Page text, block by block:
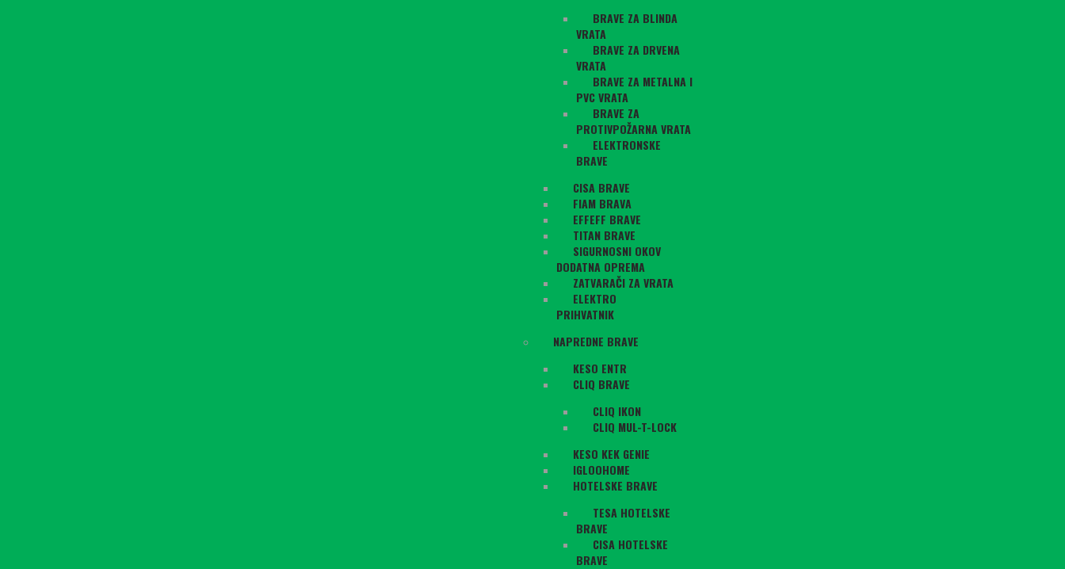
BRAVE ZA BLINDA
VRATA
BRAVE ZA DRVENA
VRATA
BRAVE ZA METALNA I
PVC VRATA
BRAVE ZA
PROTIVPOŽARNA VRATA
ELEKTRONSKE
BRAVE
CISA BRAVE
FIAM BRAVA
EFFEFF BRAVE
TITAN BRAVE
SIGURNOSNI OKOV
DODATNA OPREMA
ZATVARAČI ZA VRATA
ELEKTRO
PRIHVATNIK
NAPREDNE BRAVE
KESO ENTR
CLIQ BRAVE
CLIQ IKON
CLIQ MUL-T-LOCK
KESO KEK GENIE
IGLOOHOME
HOTELSKE BRAVE
TESA HOTELSKE
BRAVE
CISA HOTELSKE
BRAVE